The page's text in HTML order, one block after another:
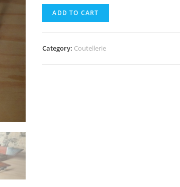
ADD TO CART
Category: Coutellerie